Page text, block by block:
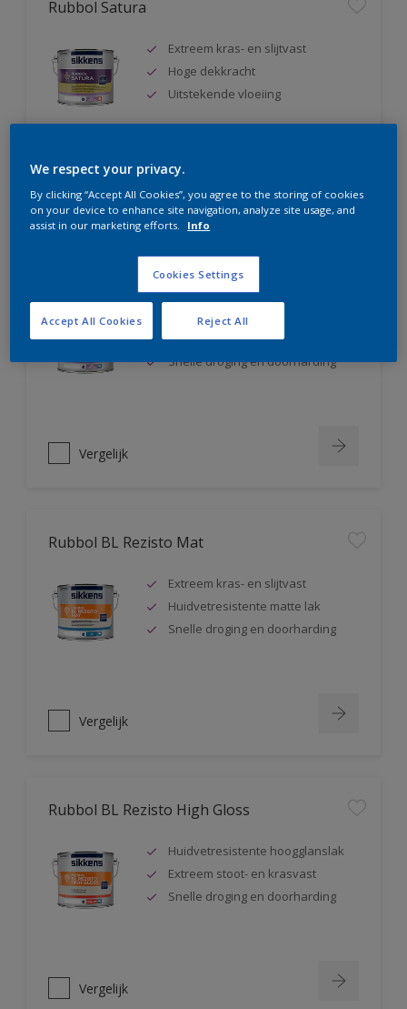
Rubbol Satura
Extreem kras- en slijtvast
Hoge dekkracht
Uitstekende vloeiing
Rubbol BL Rezisto Satin
Extreem kras- en slijtvast
Huidvetresistente zijdeglanslak
Snelle droging en doorharding
Vergelijk
Rubbol BL Rezisto Mat
Extreem kras- en slijtvast
Huidvetresistente matte lak
Snelle droging en doorharding
Vergelijk
Rubbol BL Rezisto High Gloss
Huidvetresistente hoogglanslak
Extreem stoot- en krasvast
Snelle droging en doorharding
Vergelijk
We respect your privacy.
By clicking “Accept All Cookies”, you agree to the storing of cookies
on your device to enhance site navigation, analyze site usage, and
assist in our marketing efforts.
Info
Cookies Settings
Reject All
Accept All Cookies